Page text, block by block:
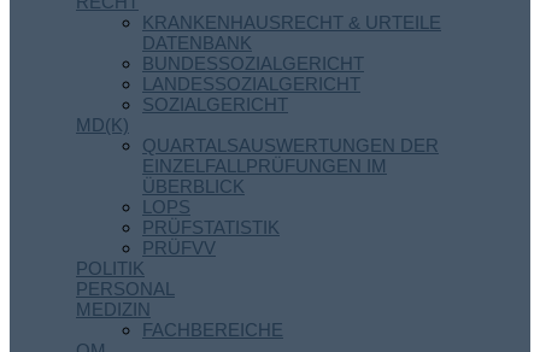
KRANKENHAUSRECHT & URTEILE
DATENBANK
BUNDESSOZIALGERICHT
LANDESSOZIALGERICHT
SOZIALGERICHT
MD(K)
QUARTALSAUSWERTUNGEN DER
EINZELFALLPRÜFUNGEN IM
ÜBERBLICK
LOPS
PRÜFSTATISTIK
PRÜFVV
POLITIK
PERSONAL
MEDIZIN
FACHBEREICHE